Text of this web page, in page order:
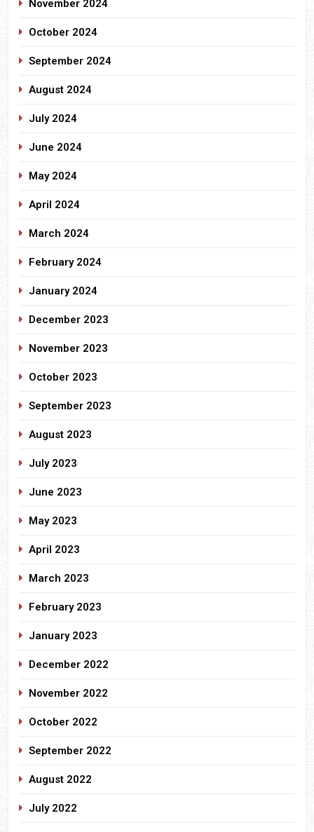
November 2024
October 2024
September 2024
August 2024
July 2024
June 2024
May 2024
April 2024
March 2024
February 2024
January 2024
December 2023
November 2023
October 2023
September 2023
August 2023
July 2023
June 2023
May 2023
April 2023
March 2023
February 2023
January 2023
December 2022
November 2022
October 2022
September 2022
August 2022
July 2022